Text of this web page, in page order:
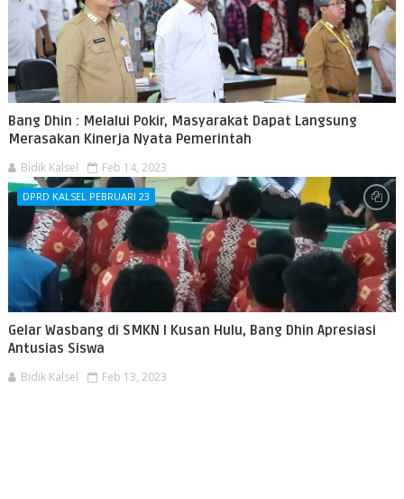
Bang Dhin : Melalui Pokir, Masyarakat Dapat Langsung
Merasakan Kinerja Nyata Pemerintah
Bidik Kalsel Feb 14, 2023
DPRD KALSEL PEBRUARI 23
Gelar Wasbang di SMKN I Kusan Hulu, Bang Dhin Apresiasi
Antusias Siswa
Bidik Kalsel Feb 13, 2023